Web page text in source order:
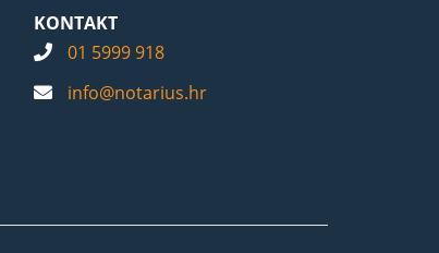
KONTAKT
01 5999 918
info@notarius.hr